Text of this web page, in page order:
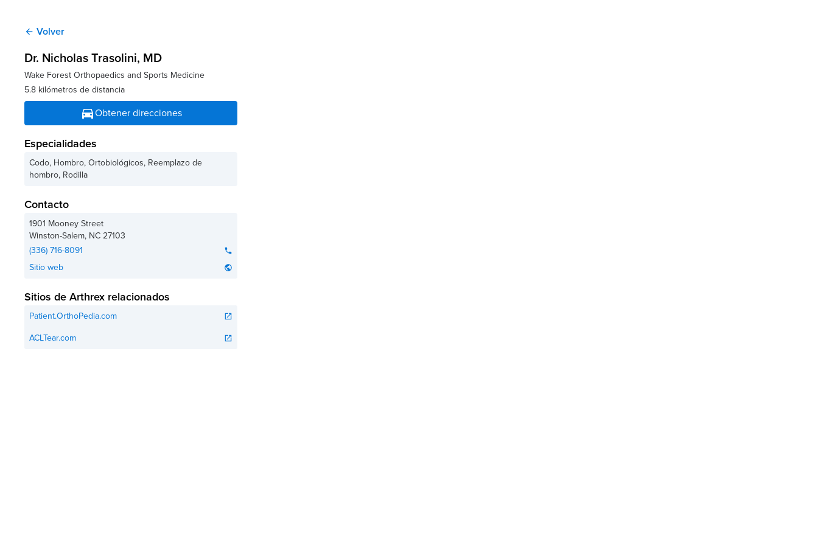
arrow_back Volver
Dr. Nicholas Trasolini, MD
Wake Forest Orthopaedics and Sports Medicine
5.8 kilómetros de distancia
directions_carObtener direcciones
Especialidades
Codo, Hombro, Ortobiológicos, Reemplazo de
hombro, Rodilla
Contacto
1901 Mooney Street
Winston-Salem, NC27103
(336) 716-8091
phone
Sitio web public
Sitios de Arthrex relacionados
Patient.OrthoPedia.com open_in_new
ACLTear.com open_in_new